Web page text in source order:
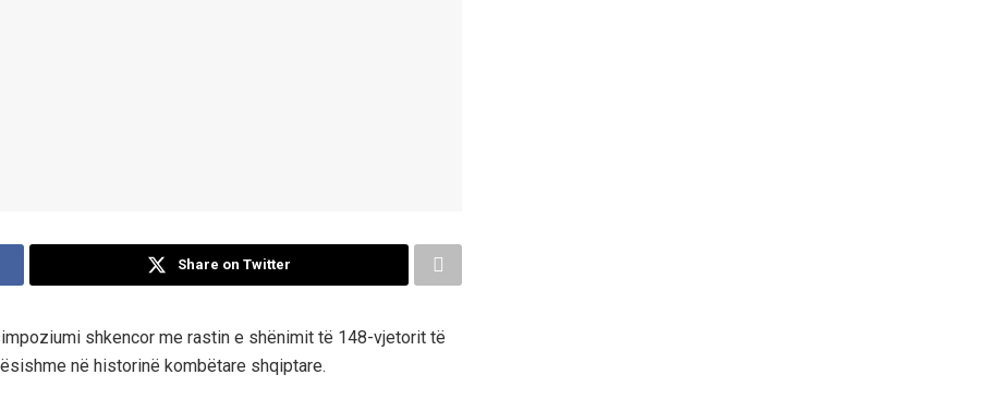
Share on Twitter
shkencor me rastin e shënimit të 148-vjetorit të
në historinë kombëtare shqiptare.